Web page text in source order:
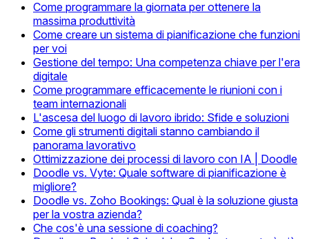
Come programmare la giornata per ottenere la
massima produttività
Come creare un sistema di pianificazione che funzioni
per voi
Gestione del tempo: Una competenza chiave per l'era
digitale
Come programmare efficacemente le riunioni con i
team internazionali
L'ascesa del luogo di lavoro ibrido: Sfide e soluzioni
Come gli strumenti digitali stanno cambiando il
panorama lavorativo
Ottimizzazione dei processi di lavoro con IA | Doodle
Doodle vs. Vyte: Quale software di pianificazione è
migliore?
Doodle vs. Zoho Bookings: Qual è la soluzione giusta
per la vostra azienda?
Che cos'è una sessione di coaching?